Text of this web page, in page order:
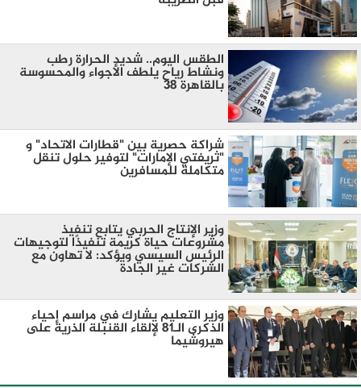
الطقس اليوم.. شديد الحرارة رطب
ونشاط رياح يلطف الأجواء والمحسوسة
بالقاهرة 38
شراكة حصرية بين "قطارات الاتحاد" و
"ثريفتي الإمارات" لتوفير حلول تنقل
متكاملة للمسافرين
وزير الإنتاج الحربي يتابع تنفيذ
مشروعات حياة كريمة تنفيذًا لتوجيهات
الرئيس السيسي ويؤكد: لا تهاون مع
الشركات غير الجادة
وزير التعليم يشارك في مراسم إحياء
الذكرى الـ81 لإلقاء القنبلة الذرية على
هيروشيما